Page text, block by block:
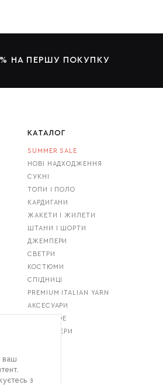
ваш
з
НА ПЕРШУ ПОКУПКУ
КАТАЛОГ
SUMMER SALE
НОВІ НАДХОДЖЕННЯ
СУКНІ
ТОПИ І ПОЛО
КАРДИГАНИ
ЖАКЕТИ І ЖИЛЕТИ
ШТАНИ І ШОРТИ
ДЖЕМПЕРИ
СВЕТРИ
КОСТЮМИ
СПІДНИЦІ
PREMIUM ITALIAN YARN
АКСЕСУАРИ
GIFT GUIDE
БЕСТСЕЛЕРИ